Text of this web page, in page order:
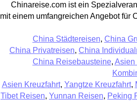
Chinareise.com ist ein
mit einem umfangreichen Angebot für
China Städtereisen, China
China Privatreisen, China
China Reisebausteine, Asien
Asien Kreuzfahrt, Yangtze Kreuzfahrt,
Tibet Reisen, Yunnan Reisen, Peking